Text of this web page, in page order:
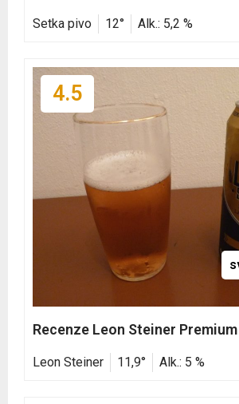
Setka pivo 12° Alk.: 5,2 %
4.5
Recenze Leon Steiner
Leon Steiner 11,9° Alk.: 5 %